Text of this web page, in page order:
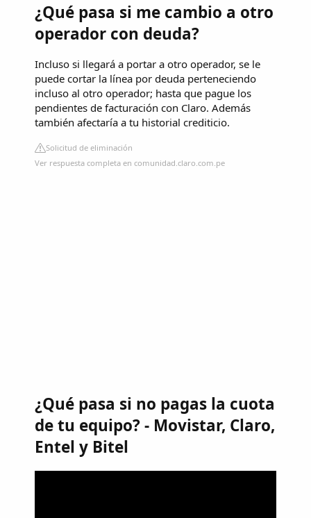
¿Qué pasa si me cambio a otro
operador con deuda?
Incluso si llegará a portar a otro operador, se le
puede cortar la línea por deuda perteneciendo
incluso al otro operador; hasta que pague los
pendientes de facturación con Claro. Además
también afectaría a tu historial crediticio.
Solicitud de eliminación
Ver respuesta completa en comunidad.claro.com.pe
¿Qué pasa si no pagas la cuota
de tu equipo? - Movistar, Claro,
Entel y Bitel